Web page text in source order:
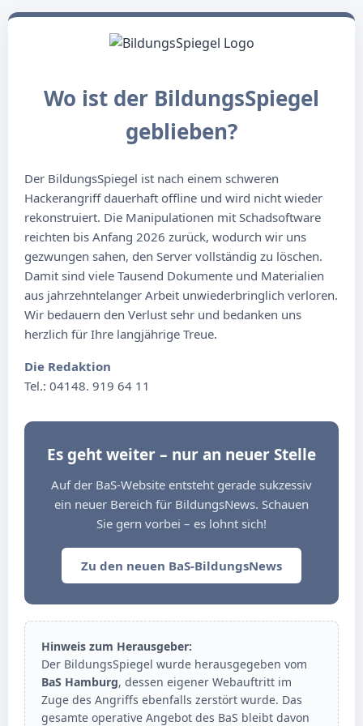
Wo ist der BildungsSpiegel
geblieben?
Der BildungsSpiegel ist nach einem schweren
Hackerangriff dauerhaft offline und wird nicht wieder
rekonstruiert. Die Manipulationen mit Schadsoftware
reichten bis Anfang 2026 zurück, wodurch wir uns
gezwungen sahen, den Server vollständig zu löschen.
Damit sind viele Tausend Dokumente und Materialien
aus jahrzehntelanger Arbeit unwiederbringlich verloren.
Wir bedauern den Verlust sehr und bedanken uns
herzlich für Ihre langjährige Treue.
Die Redaktion
Tel.: 04148. 919 64 11
Es geht weiter – nur an neuer Stelle
Auf der BaS-Website entsteht gerade sukzessiv
ein neuer Bereich für BildungsNews. Schauen
Sie gern vorbei – es lohnt sich!
Zu den neuen BaS-BildungsNews
Hinweis zum Herausgeber:
Der BildungsSpiegel wurde herausgegeben vom
BaS Hamburg, dessen eigener Webauftritt im
Zuge des Angriffs ebenfalls zerstört wurde. Das
gesamte operative Angebot des BaS bleibt davon